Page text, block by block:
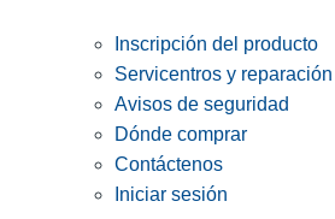
Inscripción del producto
Servicentros y reparación
Avisos de seguridad
Dónde comprar
Contáctenos
Iniciar sesión